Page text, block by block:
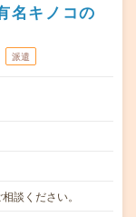
名キノコの
派遣
談ください。